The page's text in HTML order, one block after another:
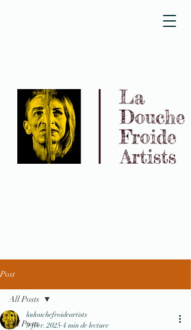
Post
All Posts
All Posts
ladouchefroideartists
9 févr. 2025 4 min de lecture